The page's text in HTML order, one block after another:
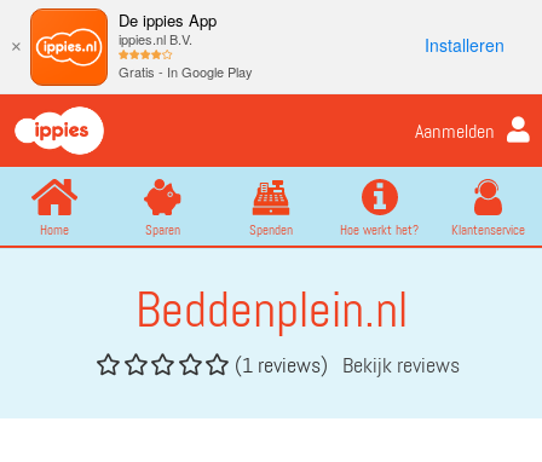
×
De ippies App
ippies.nl B.V.
Gratis - In Google Play
Installeren
Aanmelden
Home Sparen Spenden Hoe werkt het? Klantenservice
Beddenplein.nl
(1 reviews) Bekijk reviews